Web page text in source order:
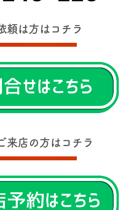
頼は方はコチラ
来店の方はコチラ